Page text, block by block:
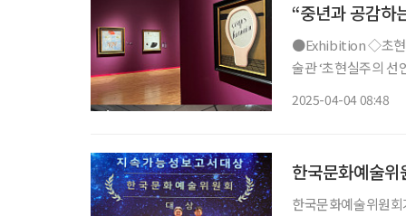
“중년과 공감하
●Exhibition ◇초현실주의, 100년의 환상 일정 5월 11일까지 장소 경주예술의전당 알천미
술관 ‘초현실주의 선
2025-04-04 08:48
한국문화예술
한국문화예술위원